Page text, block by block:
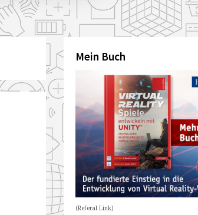
Mein Buch
(Referal Link)